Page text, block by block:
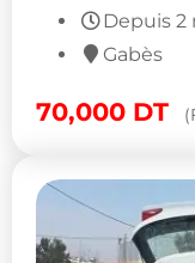
Depuis 2
Gabès
70,000 DT